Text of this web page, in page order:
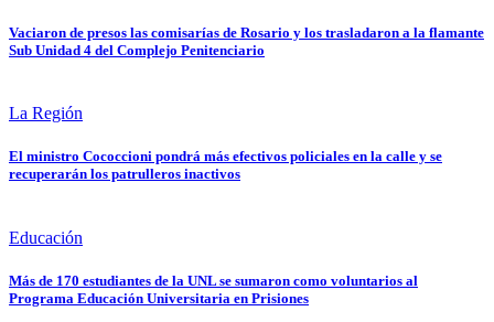
Vaciaron de presos las comisarías de Rosario y los trasladaron a la flamante
Sub Unidad 4 del Complejo Penitenciario
La Región
El ministro Cococcioni pondrá más efectivos policiales en la calle y se
recuperarán los patrulleros inactivos
Educación
Más de 170 estudiantes de la UNL se sumaron como voluntarios al
Programa Educación Universitaria en Prisiones